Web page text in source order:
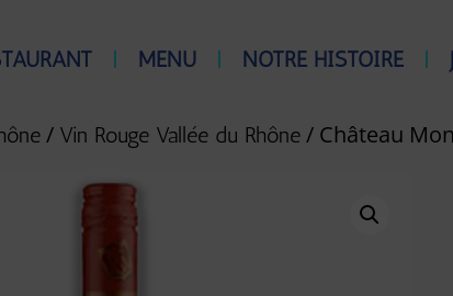
MENU NOTRE HISTOIRE
/ Vin Rouge Vallée du Rhône / Château